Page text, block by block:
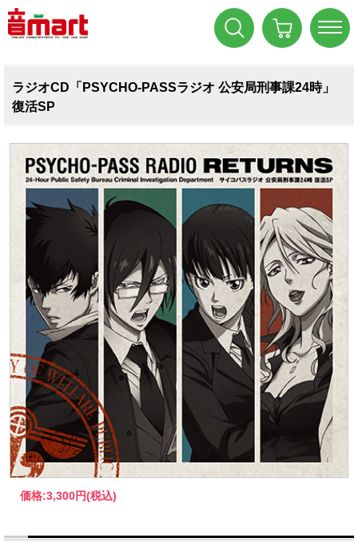
ラジオCD「PSYCHO-PASSラジオ 公安局刑事課24時」
復活SP
価格:3,300円(税込)